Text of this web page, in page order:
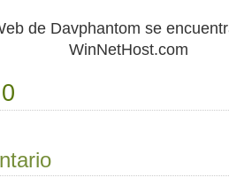
de Davphantom se
WinNetHost.com
0